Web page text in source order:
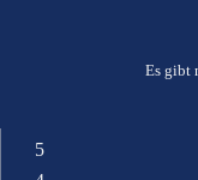
Es gibt
5